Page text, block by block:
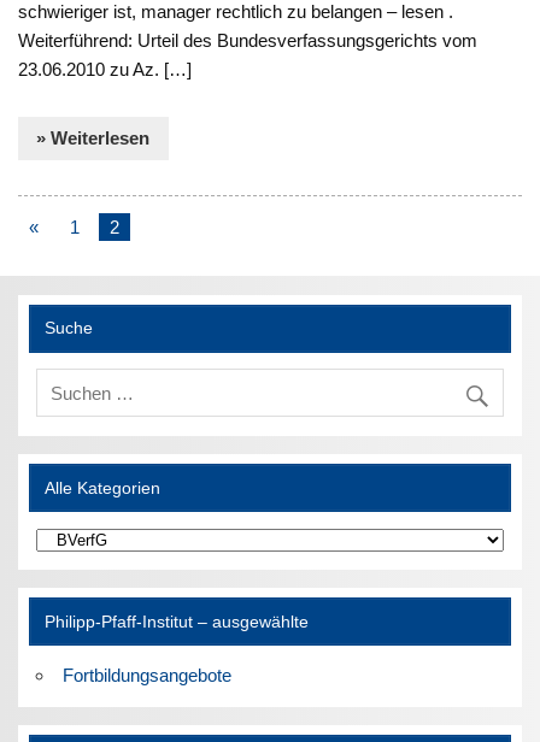
schwieriger ist, manager rechtlich zu belangen – lesen .
Weiterführend: Urteil des Bundesverfassungsgerichts vom
23.06.2010 zu Az. […]
» Weiterlesen
« 1 2
Suche
Alle Kategorien
Alle
Kategorien
Philipp-Pfaff-Institut – ausgewählte
Fortbildungsangebote